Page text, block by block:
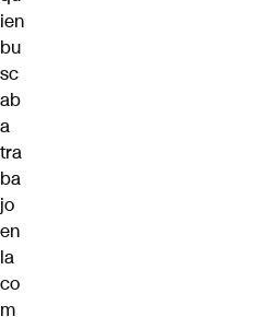
ien
bu
sc
ab
a
tra
ba
jo
en
la
co
m